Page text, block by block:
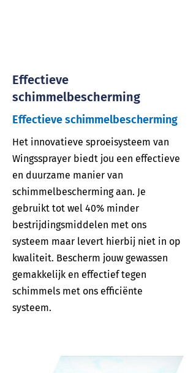
Effectieve
schimmelbescherming
Effectieve schimmelbescherming
Het innovatieve sproeisysteem van
Wingssprayer biedt jou een effectieve
en duurzame manier van
schimmelbescherming aan. Je
gebruikt tot wel 40% minder
bestrijdingsmiddelen met ons
systeem maar levert hierbij niet in op
kwaliteit. Bescherm jouw gewassen
gemakkelijk en effectief tegen
schimmels met ons efficiënte
systeem.